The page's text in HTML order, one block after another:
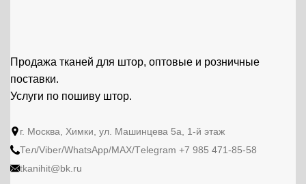
Продажа тканей для штор, оптовые и розничные
поставки.
Услуги по пошиву штор.
г. Москва, Химки, ул. Машинцева 5а, 1-й этаж
Тел/Viber/WhatsApp/МАХ/Тelegram +7 985 471-85-58
tkanihit@bk.ru